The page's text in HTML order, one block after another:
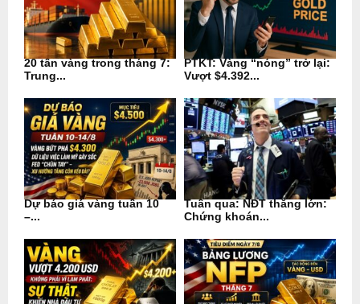
20 tấn vàng trong tháng 7:
Trung...
PTKT: Vàng “nóng” trở lại:
Vượt $4.392...
Dự báo giá vàng tuần 10
–...
Tuần qua: NĐT thắng lớn:
Chứng khoán...